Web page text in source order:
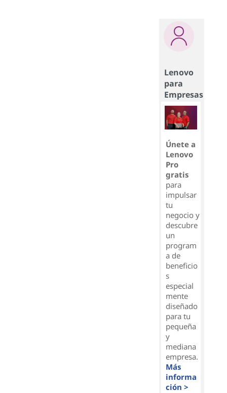
Lenovo
para
Empresas
Únete a
Lenovo
Pro
gratis
para
impulsar
tu
negocio y
descubre
un
program
a de
beneficio
s
especial
mente
diseñado
para tu
pequeña
y
mediana
empresa.
Más
informa
ción >